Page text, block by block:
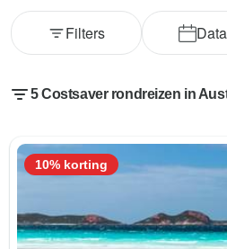
Data
Filters
5 Costsaver rondreizen in
10% korting